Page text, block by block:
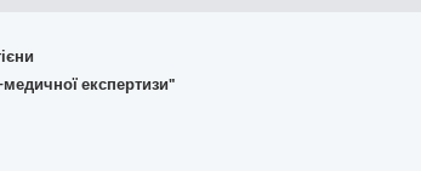
медичної експертизи"